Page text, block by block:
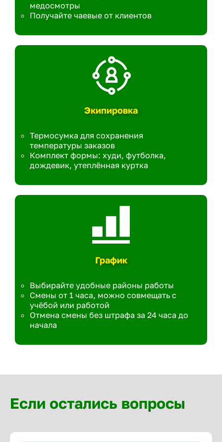
медосмотры
Получайте чаевые от клиентов
Экипировка
Термосумка для сохранения
температуры заказов
Комплект формы: худи, футболка,
дождевик, утеплённая куртка
График
Выбирайте удобные районы работы
Смены от 1 часа, можно совмещать с
учёбой или работой
Отмена смены без штрафа за 24 часа до
начала
Если остались вопросы